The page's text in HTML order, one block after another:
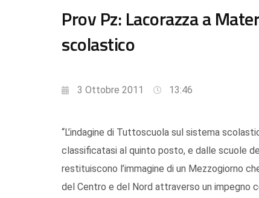
Prov Pz: Lacorazza a
scolastico
3 Ottobre 2011 13:46
“L’indagine di Tuttoscuola sul sistema
classificatasi al quinto posto, e dalle scuole
restituiscono l’immagine di un Mezzogiorno
del Centro e del Nord attraverso un impegno